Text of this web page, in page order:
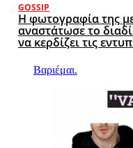
GOSSIP
Η φωτογραφία της
αναστάτωσε το
να κερδίζει τις
Βαριέμαι.